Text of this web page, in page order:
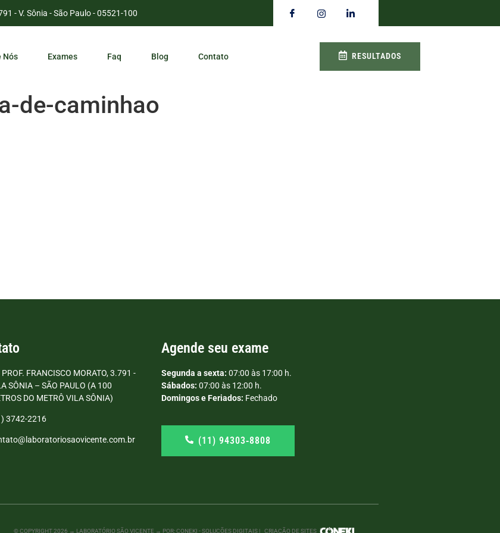
- V. Sônia - São Paulo - 05521-100
Nós Exames Faq Blog Contato RESULTADOS
de-caminhao
PROF. FRANCISCO MORATO, 3.791 -
SÔNIA – SÃO PAULO (A 100
DO METRÔ VILA SÔNIA)
3742-2216
Agende seu exame
Segunda a sexta: 07:00 às 17:00 h.
Sábados: 07:00 às 12:00 h.
Domingos e Feriados: Fechado
(11) 94303‑8808
© COPYRIGHT2026 → LABORATÓRIO SÃO VICENTE → POR: CONEKI - SOLUÇÕES DIGITAIS | CRIAÇÃO DE SITES